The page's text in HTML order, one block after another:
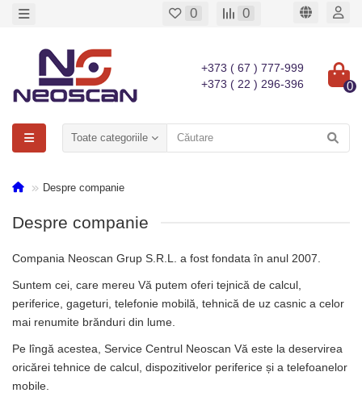
0 0
+373 ( 67 ) 777-999
+373 ( 22 ) 296-396
0
Toate categoriile
Despre companie
Despre companie
Compania Neoscan Grup S.R.L. a fost fondata în anul 2007.
Suntem cei, care mereu Vă putem oferi tejnică de calcul,
periferice, gageturi, telefonie mobilă, tehnică de uz casnic a celor
mai renumite brănduri din lume.
Pe lîngă acestea, Service Centrul Neoscan Vă este la deservirea
oricărei tehnice de calcul, dispozitivelor periferice și a telefoanelor
mobile.